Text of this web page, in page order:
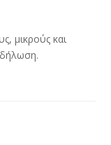
μικρούς και